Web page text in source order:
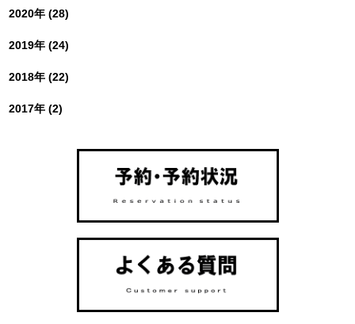
2020年 (28)
2019年 (24)
2018年 (22)
2017年 (2)